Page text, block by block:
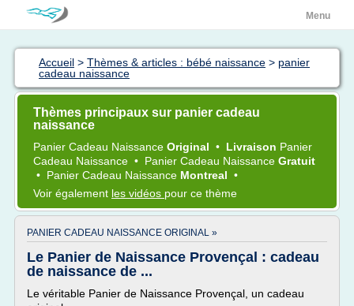
Menu
Accueil > Thèmes & articles : bébé naissance > panier
cadeau naissance
Thèmes principaux sur panier cadeau
naissance
Panier Cadeau Naissance Original • Livraison Panier
Cadeau Naissance • Panier Cadeau Naissance Gratuit
• Panier Cadeau Naissance Montreal •
Voir également les vidéos pour ce thème
PANIER CADEAU NAISSANCE ORIGINAL »
Le Panier de Naissance Provençal : cadeau
de naissance de ...
Le véritable Panier de Naissance Provençal, un cadeau